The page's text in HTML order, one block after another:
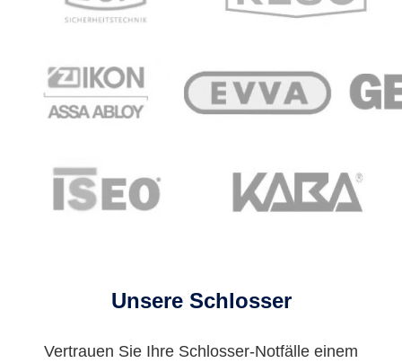
Unsere Schlosser
Vertrauen Sie Ihre Schlosser-Notfälle einem